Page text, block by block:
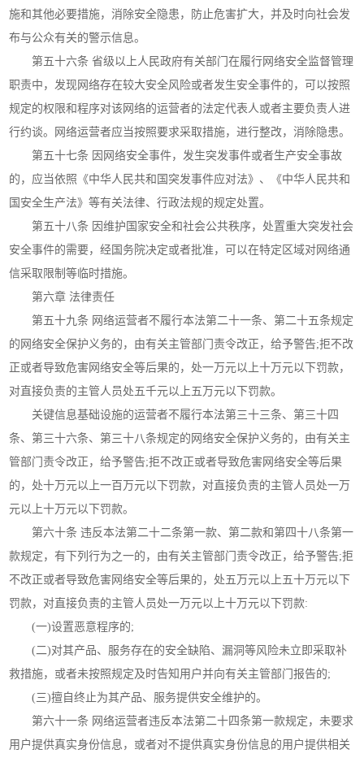
施和其他必要措施，消除安全隐患，防止危害扩大，并及时向社会发
布与公众有关的警示信息。
第五十六条 省级以上人民政府有关部门在履行网络安全监督管理
职责中，发现网络存在较大安全风险或者发生安全事件的，可以按照
规定的权限和程序对该网络的运营者的法定代表人或者主要负责人进
行约谈。网络运营者应当按照要求采取措施，进行整改，消除隐患。
第五十七条 因网络安全事件，发生突发事件或者生产安全事故
的，应当依照《中华人民共和国突发事件应对法》、《中华人民共和
国安全生产法》等有关法律、行政法规的规定处置。
第五十八条 因维护国家安全和社会公共秩序，处置重大突发社会
安全事件的需要，经国务院决定或者批准，可以在特定区域对网络通
信采取限制等临时措施。
第六章 法律责任
第五十九条 网络运营者不履行本法第二十一条、第二十五条规定
的网络安全保护义务的，由有关主管部门责令改正，给予警告;拒不改
正或者导致危害网络安全等后果的，处一万元以上十万元以下罚款，
对直接负责的主管人员处五千元以上五万元以下罚款。
关键信息基础设施的运营者不履行本法第三十三条、第三十四
条、第三十六条、第三十八条规定的网络安全保护义务的，由有关主
管部门责令改正，给予警告;拒不改正或者导致危害网络安全等后果
的，处十万元以上一百万元以下罚款，对直接负责的主管人员处一万
元以上十万元以下罚款。
第六十条 违反本法第二十二条第一款、第二款和第四十八条第一
款规定，有下列行为之一的，由有关主管部门责令改正，给予警告;拒
不改正或者导致危害网络安全等后果的，处五万元以上五十万元以下
罚款，对直接负责的主管人员处一万元以上十万元以下罚款:
(一)设置恶意程序的;
(二)对其产品、服务存在的安全缺陷、漏洞等风险未立即采取补
救措施，或者未按照规定及时告知用户并向有关主管部门报告的;
(三)擅自终止为其产品、服务提供安全维护的。
第六十一条 网络运营者违反本法第二十四条第一款规定，未要求
用户提供真实身份信息，或者对不提供真实身份信息的用户提供相关